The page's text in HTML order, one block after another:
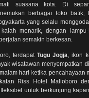
suasana kota. Di
berbagai toko batik,
yang selalu
menarik, dengan
semakin berkesan.
terdapat Tugu Jogja, ikon
wisatawan menyempatkan
hari ketika pencahayaan
Riss Hotel Malioboro
untuk berkunjung